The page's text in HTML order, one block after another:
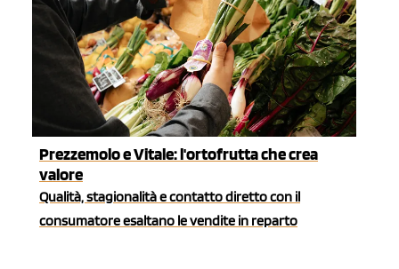
Prezzemolo e Vitale: l'ortofrutta che crea
valore
Qualità, stagionalità e contatto diretto con il
consumatore esaltano le vendite in reparto